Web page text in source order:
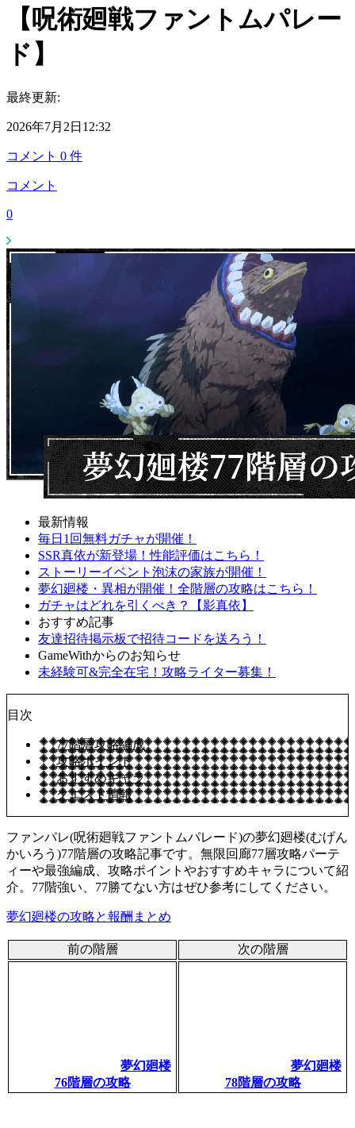
【呪術廻戦ファントムパレー
ド】
最終更新:
2026年7月2日12:32
コメント 0 件
コメント
0
最新情報
毎日1回無料ガチャが開催！
SSR真依が新登場！性能評価はこちら！
ストーリーイベント泡沫の家族が開催！
夢幻廻楼・異相が開催！全階層の攻略はこちら！
ガチャはどれを引くべき？【影真依】
おすすめ記事
友達招待掲示板で招待コードを送ろう！
GameWithからのお知らせ
未経験可&完全在宅！攻略ライター募集！
目次
77階層攻略編成
攻略ポイント
おすすめキャラ
クエスト情報
ファンパレ(呪術廻戦ファントムパレード)の夢幻廻楼(むげん
かいろう)77階層の攻略記事です。無限回廊77層攻略パーテ
ィーや最強編成、攻略ポイントやおすすめキャラについて紹
介。77階強い、77勝てない方はぜひ参考にしてください。
夢幻廻楼の攻略と報酬まとめ
前の階層 次の階層
夢幻廻楼
76階層の攻略
夢幻廻楼
78階層の攻略